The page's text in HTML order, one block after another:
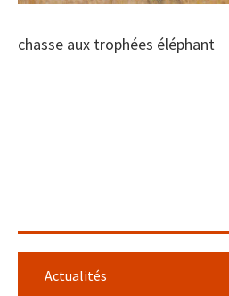
chasse aux trophées éléphant
Actualités